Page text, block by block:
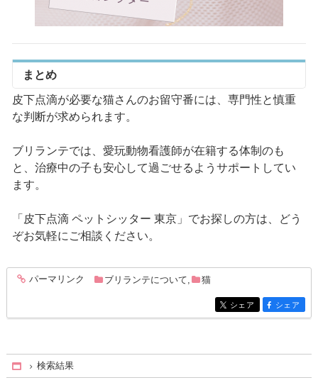
まとめ
皮下点滴が必要な猫さんのお留守番には、専門性と慎重
な判断が求められます。
ブリランテでは、愛玩動物看護師が在籍する体制のも
と、治療中の子も安心して過ごせるようサポートしてい
ます。
「皮下点滴 ペットシッター 東京」でお探しの方は、どう
ぞお気軽にご相談ください。
entry335
パーマリンク ブリランテについて 猫
entry335
シェア entry335
シェア
Home
検索結果